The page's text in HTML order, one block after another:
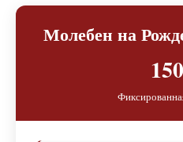
Молебен на